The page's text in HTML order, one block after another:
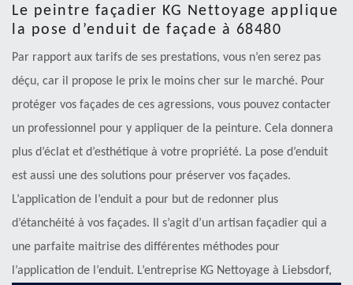
Le peintre façadier KG Nettoyage applique
la pose d’enduit de façade à 68480
Par rapport aux tarifs de ses prestations, vous n’en serez pas
déçu, car il propose le prix le moins cher sur le marché. Pour
protéger vos façades de ces agressions, vous pouvez contacter
un professionnel pour y appliquer de la peinture. Cela donnera
plus d’éclat et d’esthétique à votre propriété. La pose d’enduit
est aussi une des solutions pour préserver vos façades.
L’application de l’enduit a pour but de redonner plus
d’étanchéité à vos façades. Il s’agit d’un artisan façadier qui a
une parfaite maitrise des différentes méthodes pour
l’application de l’enduit. L’entreprise KG Nettoyage à Liebsdorf,